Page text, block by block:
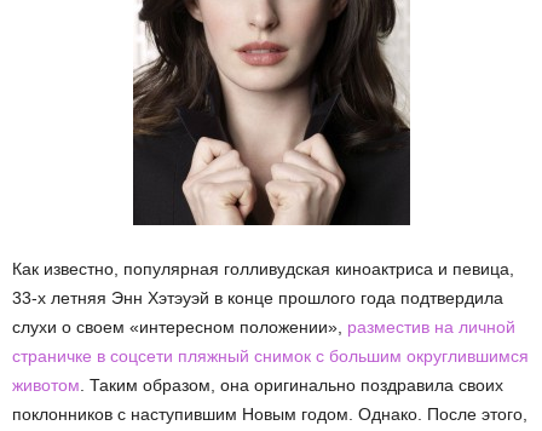
Как известно, популярная голливудская киноактриса и певица,
33-х летняя Энн Хэтэуэй в конце прошлого года подтвердила
слухи о своем «интересном положении», разместив на личной
страничке в соцсети пляжный снимок с большим округлившимся
животом . Таким образом, она оригинально поздравила своих
поклонников с наступившим Новым годом. Однако. После этого,